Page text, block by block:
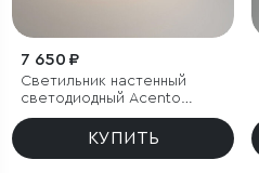
7 650 ₽
Светильник настенный
светодиодный Acento
черный
КУПИТЬ